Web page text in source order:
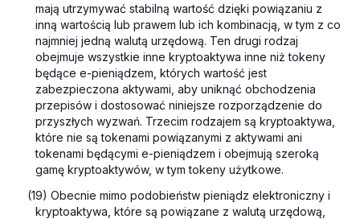
mają utrzymywać stabilną wartość dzięki powiązaniu z
inną wartością lub prawem lub ich kombinacją, w tym z co
najmniej jedną walutą urzędową. Ten drugi rodzaj
obejmuje wszystkie inne kryptoaktywa inne niż tokeny
będące e-pieniądzem, których wartość jest
zabezpieczona aktywami, aby uniknąć obchodzenia
przepisów i dostosować niniejsze rozporządzenie do
przyszłych wyzwań. Trzecim rodzajem są kryptoaktywa,
które nie są tokenami powiązanymi z aktywami ani
tokenami będącymi e-pieniądzem i obejmują szeroką
gamę kryptoaktywów, w tym tokeny użytkowe.
(19) Obecnie mimo podobieństw pieniądz elektroniczny i
kryptoaktywa, które są powiązane z walutą urzędową,